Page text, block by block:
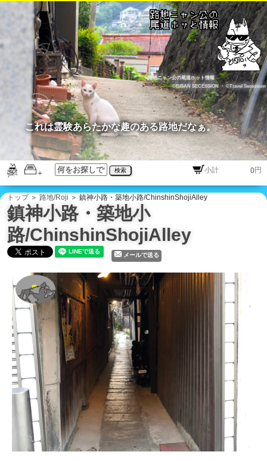
路地ニャン公の尾道ホット情報
©BISAN SECESSION
・©Travel Secession
検索 円
これは霊験あらたかな趣のある路地だなぁ。
トップ＞ 路地/Roji ＞ 鎮神小路・築地小路/ChinshinShojiAlley
鎮神小路・築地小
路/ChinshinShojiAlley
メールで送る